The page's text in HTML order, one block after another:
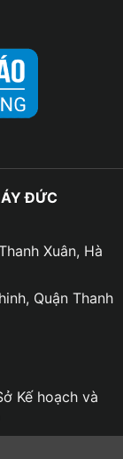
ĐỨC
Xuân, Hà
Quận Thanh
Kế hoạch và